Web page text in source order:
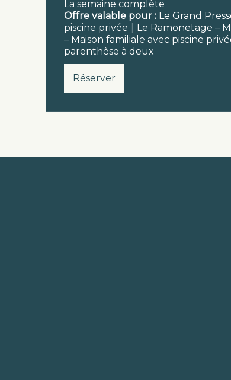
La semaine complète
Offre valable pour : Le Grand
piscine privée
Le Ramonetage –
– Maison familiale avec piscine
parenthèse à deux
Réserver